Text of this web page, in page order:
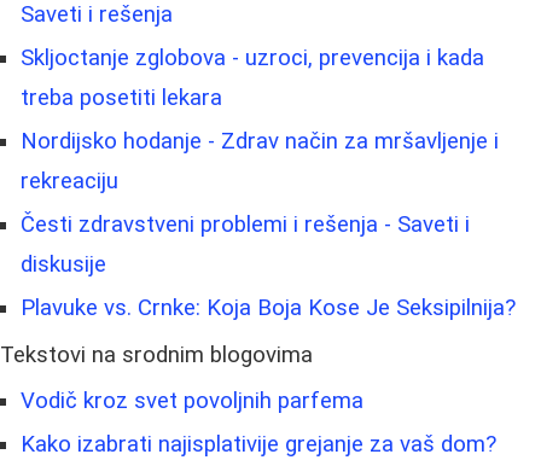
Saveti i rešenja
Skljoctanje zglobova - uzroci, prevencija i kada
treba posetiti lekara
Nordijsko hodanje - Zdrav način za mršavljenje i
rekreaciju
Česti zdravstveni problemi i rešenja - Saveti i
diskusije
Plavuke vs. Crnke: Koja Boja Kose Je Seksipilnija?
Tekstovi na srodnim blogovima
Vodič kroz svet povoljnih parfema
Kako izabrati najisplativije grejanje za vaš dom?